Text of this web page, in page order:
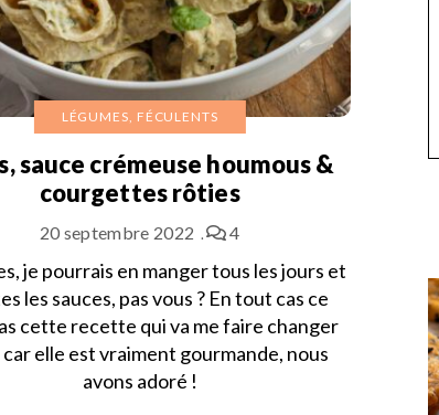
LÉGUMES, FÉCULENTS
sauce crémeuse houmous &
courgettes rôties
20 septembre 2022 4
je pourrais en manger tous les jours et
les sauces, pas vous ? En tout cas ce
cette recette qui va me faire changer
car elle est vraiment gourmande, nous
avons adoré !